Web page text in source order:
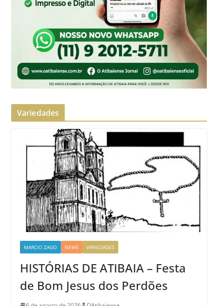
Variedades
MARCIO ZAGO NEWS VARIEDADES
HISTÓRIAS DE ATIBAIA – Festa
de Bom Jesus dos Perdões